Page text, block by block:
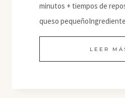
minutos + tiempos de
queso
LEER